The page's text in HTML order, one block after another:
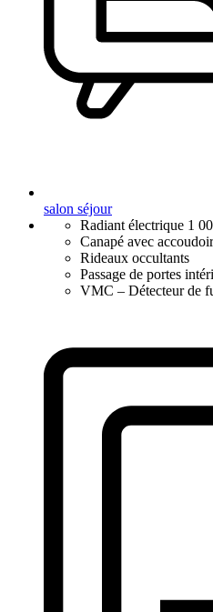
salon séjour
Radiant électrique 1
Canapé avec accoudoir
Rideaux occultants
Passage de portes
VMC – Détecteur de